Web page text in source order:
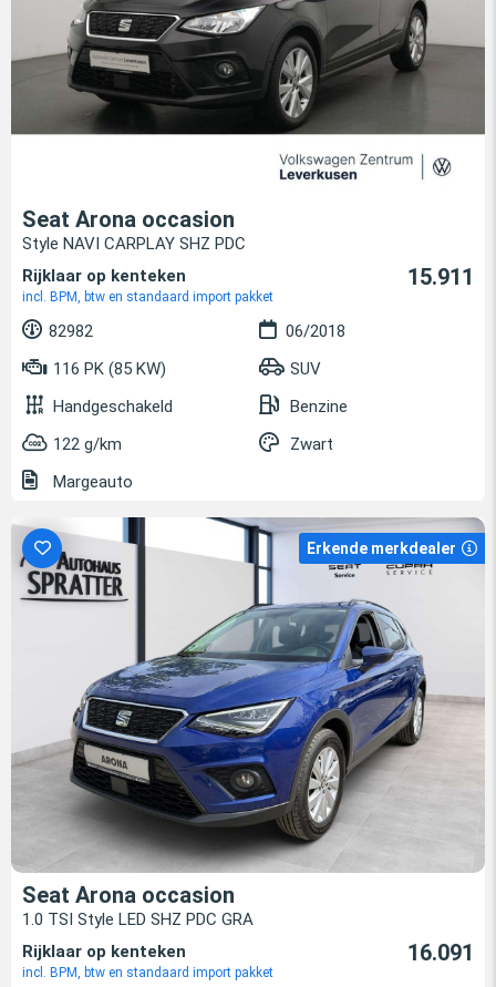
Seat Arona occasion
Style NAVI CARPLAY SHZ PDC
Rijklaar op kenteken
incl. BPM, btw en standaard import pakket
15.911
82982
06/2018
116 PK (85 KW)
SUV
Handgeschakeld
Benzine
122 g/km
Zwart
Margeauto
Erkende merkdealer
Seat Arona occasion
1.0 TSI Style LED SHZ PDC GRA
Rijklaar op kenteken
incl. BPM, btw en standaard import pakket
16.091